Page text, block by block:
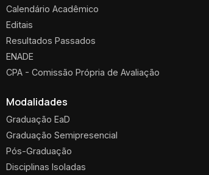
Calendário Acadêmico
Editais
Resultados Passados
ENADE
CPA - Comissão Própria de Avaliação
Modalidades
Graduação EaD
Graduação Semipresencial
Pós-Graduação
Disciplinas Isoladas